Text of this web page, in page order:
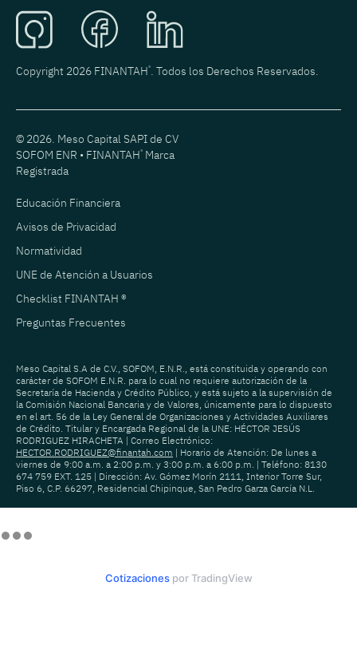
Copyright 2026 FINANTAH®. Todos los Derechos Reservados.
© 2026. Meso Capital SAPI de CV
SOFOM ENR • FINANTAH® Marca
Registrada
Educación Financiera
Avisos de Privacidad
Normatividad
UNE de Atención a Usuarios
Checklist FINANTAH ®
Preguntas Frecuentes
Meso Capital S.A de C.V., SOFOM, E.N.R., está constituida y operando con
carácter de SOFOM E.N.R. para lo cual no requiere autorización de la
Secretaría de Hacienda y Crédito Público, y está sujeto a la supervisión de
la Comisión Nacional Bancaria y de Valores, únicamente para lo dispuesto
en el art. 56 de la Ley General de Organizaciones y Actividades Auxiliares
de Crédito. Titular y Encargada Regional de la UNE: HÉCTOR JESÚS
RODRIGUEZ HIRACHETA | Correo Electrónico:
HECTOR.RODRIGUEZ@finantah.com | Horario de Atención: De lunes a
viernes de 9:00 a.m. a 2:00 p.m. y 3:00 p.m. a 6:00 p.m. | Teléfono: 8130
674 759 EXT. 125 | Dirección: Av. Gómez Morín 2111, Interior Torre Sur,
Piso 6, C.P. 66297, Residencial Chipinque, San Pedro Garza García N.L.
Cotizacionespor TradingView